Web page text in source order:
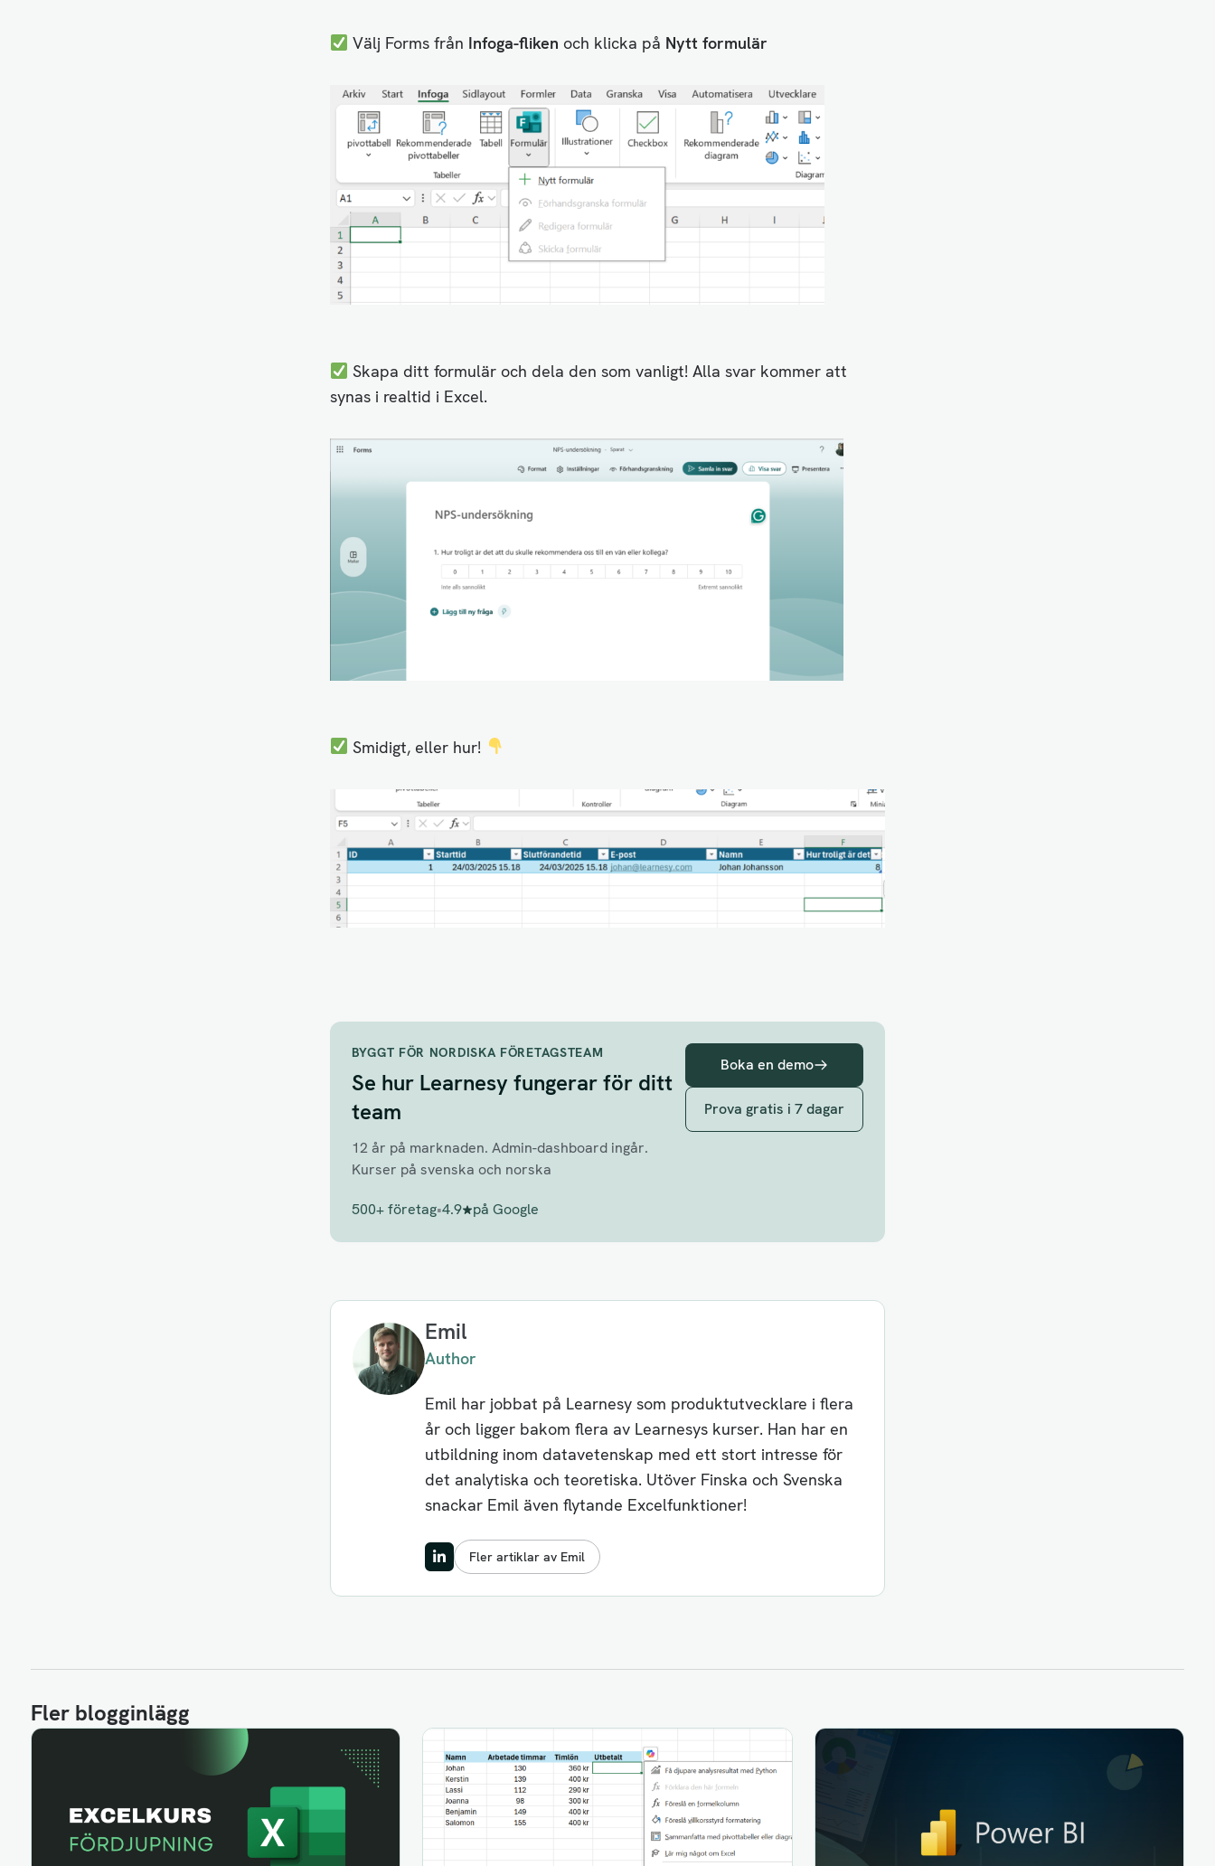
Välj Forms från Infoga-fliken och klicka på Nytt formulär
Skapa ditt formulär och dela den som vanligt! Alla svar kommer att
synas i realtid i Excel.
Smidigt, eller hur!
BYGGT FÖR NORDISKA FÖRETAGSTEAM
Se hur Learnesy fungerar för ditt
team
12 år på marknaden. Admin-dashboard ingår.
Kurser på svenska och norska
500+ företag•4.9 på Google
Boka en demo
Prova gratis i 7 dagar
Emil
Author
Emil har jobbat på Learnesy som produktutvecklare i flera
år och ligger bakom flera av Learnesys kurser. Han har en
utbildning inom datavetenskap med ett stort intresse för
det analytiska och teoretiska. Utöver Finska och Svenska
snackar Emil även flytande Excelfunktioner!
Fler artiklar av Emil
Fler blogginlägg